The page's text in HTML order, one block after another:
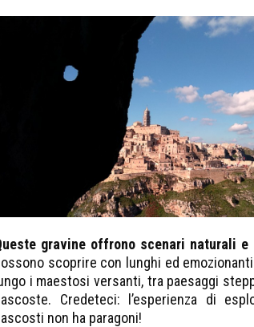
gravine offrono scenari naturali
scoprire con lunghi ed
i maestosi versanti, tra paesaggi
Credeteci: l’esperienza di
non ha paragoni!